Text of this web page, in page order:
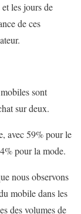
les jours de
de ces
sont
sur deux.
avec 59% pour le
pour la mode.
nous observons
mobile dans les
des volumes de